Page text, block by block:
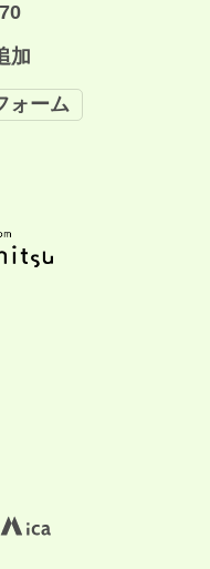
：無料 ◇備考 本イベントは
動画を 広報素材として使用
携帯：080-3242-6270（月〜
加
ォーム